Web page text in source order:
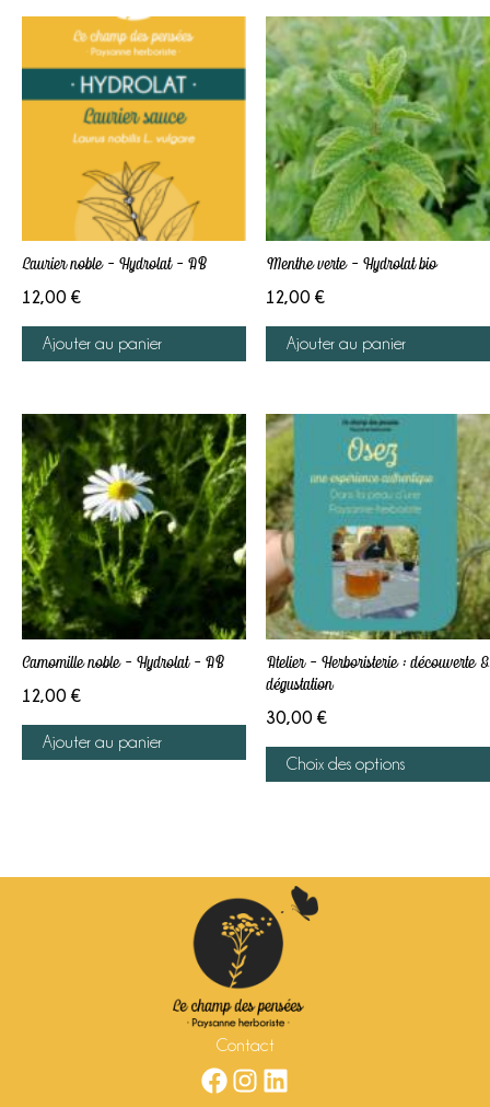
Laurier noble – Hydrolat – AB
12,00 €
Ajouter au panier
Menthe verte – Hydrolat bio
12,00 €
Ajouter au panier
Camomille noble – Hydrolat – AB
12,00 €
Ajouter au panier
Atelier – Herboristerie : découverte &
dégustation
30,00 €
Choix des options
Contact
Instagram